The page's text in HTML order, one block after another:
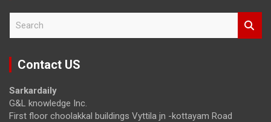
r
Contact US
Sarkardaily
G&L knowledge Inc.
First floor choolakkal buildings Vyttila jn -kottayam Road